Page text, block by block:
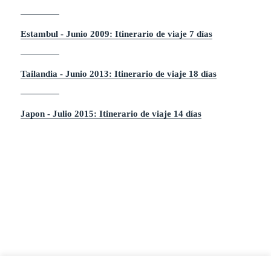
Estambul - Junio 2009: Itinerario de viaje 7 días
Tailandia - Junio 2013: Itinerario de viaje 18 días
Japon - Julio 2015: Itinerario de viaje 14 días